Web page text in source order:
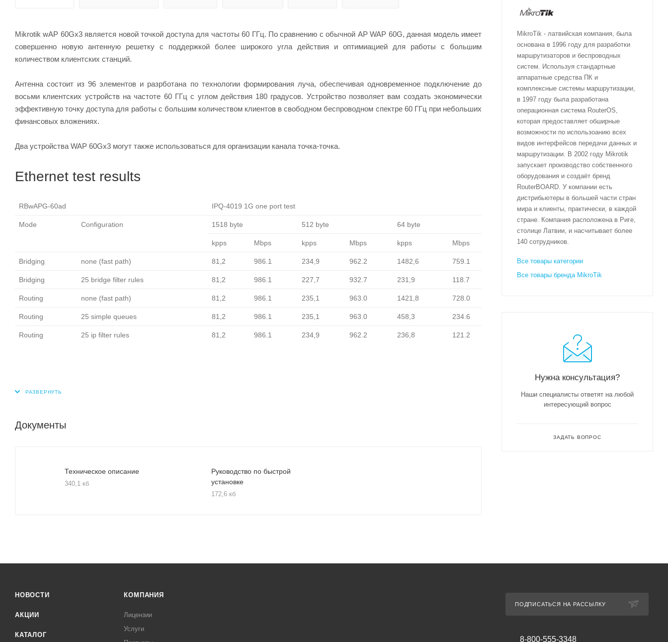
Mikrotik wAP 60Gx3 является новой точкой доступа для частоты 60 ГГц. По сравнению с обычной AP WAP 60G, данная модель имеет
совершенно новую антенную решетку с поддержкой более широкого угла действия и оптимиацией для работы с большим
количеством клиентских станций.
Антенна состоит из 96 элементов и разрботана по технологии формирования луча, обеспечивая одновременное подключение до
восьми клиентских устройств на частоте 60 ГГц с углом действия 180 градусов. Устройство позволяет вам создать экономически
эффективную точку доступа для работы с большим количеством клиентов в свободном беспроводном спектре 60 ГГц при небольших
финансовых вложениях.
Два устройства WAP 60Gx3 могут также использоваться для организации канала точка-точка.
Ethernet test results
RBwAPG-60ad IPQ-4019 1G one port test
Mode Configuration 1518 byte 512 byte 64 byte
kpps Mbps kpps Mbps kpps Mbps
Bridging none (fast path) 81,2 986.1 234,9 962.2 1482,6 759.1
Bridging 25 bridge filter rules 81,2 986.1 227,7 932.7 231,9 118.7
Routing none (fast path) 81,2 986.1 235,1 963.0 1421,8 728.0
Routing 25 simple queues 81,2 986.1 235,1 963.0 458,3 234.6
Routing 25 ip filter rules 81,2 986.1 234,9 962.2 236,8 121.2
Документы
Техническое описание
340,1 кб
Руководство по быстрой
установке
172,6 кб
MikroTik - латвийская компания, была
основана в 1996 году для разработки
маршрутизаторов и беспроводных
систем. Используя стандартные
аппаратные средства ПК и
комплексные системы маршрутизации,
в 1997 году была разработана
операционная система RouterOS,
которая предоставляет обширные
возможности по использоанию всех
видов интерфейсов передачи данных и
маршрутизации. В 2002 году Mikrotik
запускает производство собственного
оборудования и создаёт бренд
RouterBOARD. У компании есть
дистрибьютеры в большей части стран
мира и клиенты, практически, в каждой
стране. Компания расположена в Риге,
столице Латвии, и насчитывает более
140 сотрудников.
Все товары категории
Все товары бренда MikroTik
Нужна консультация?
Наши специалисты ответят на любой
интересующий вопрос
ЗАДАТЬ ВОПРОС
НОВОСТИ
АКЦИИ
КАТАЛОГ
КОМПАНИЯ
Лицензии
Услуги
ПОДПИСАТЬСЯ НА РАССЫЛКУ
8-800-555-3348